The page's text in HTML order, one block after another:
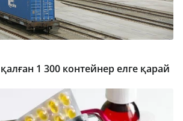
1 300 контейнер елге қарай